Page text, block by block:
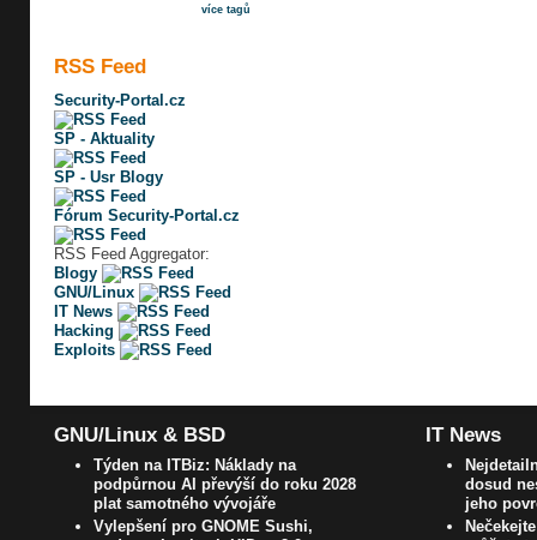
více tagů
RSS Feed
Security-Portal.cz
SP - Aktuality
SP - Usr Blogy
Fórum Security-Portal.cz
RSS Feed Aggregator:
Blogy
GNU/Linux
IT News
Hacking
Exploits
GNU/Linux & BSD
Týden na ITBiz: Náklady na
podpůrnou AI převýší do roku 2028
plat samotného vývojáře
Vylepšení pro GNOME Sushi,
IT News
dosud
jeho